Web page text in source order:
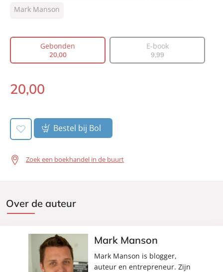
Type:
Vertaler:
Joost van der Meer, William
Prijs:
00
Uitgever:
Mark Manson
Gebonden
20,00
E-book
9,99
Gebonden:
20,00
Bestel bij Bol
Zoek een boekhandel in de buurt
Over de auteur
Mark Manson
Mark Manson is blogger,
auteur en entrepreneur. Zijn